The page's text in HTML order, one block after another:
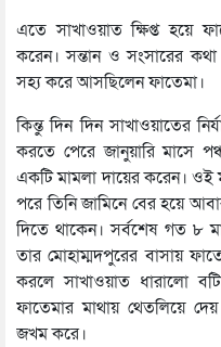
এতে সাখাওয়াত ক্ষিপ্ত হয়ে
করেন। সন্তান ও সংসারের
সহ্য করে আসছিলেন ফাতেমা।
কিন্তু দিন দিন সাখাওয়াতের
করতে পেরে জানুয়ারি মাসে
একটি মামলা দায়ের করেন। ওই
পরে তিনি জামিনে বের হয়ে
দিতে থাকেন। সর্বশেষ গত ৮
তার মোহাম্মদপুরের বাসায়
করলে সাখাওয়াত ধারালো
ফাতেমার মাথায় থেতলিয়ে
জখম করে।